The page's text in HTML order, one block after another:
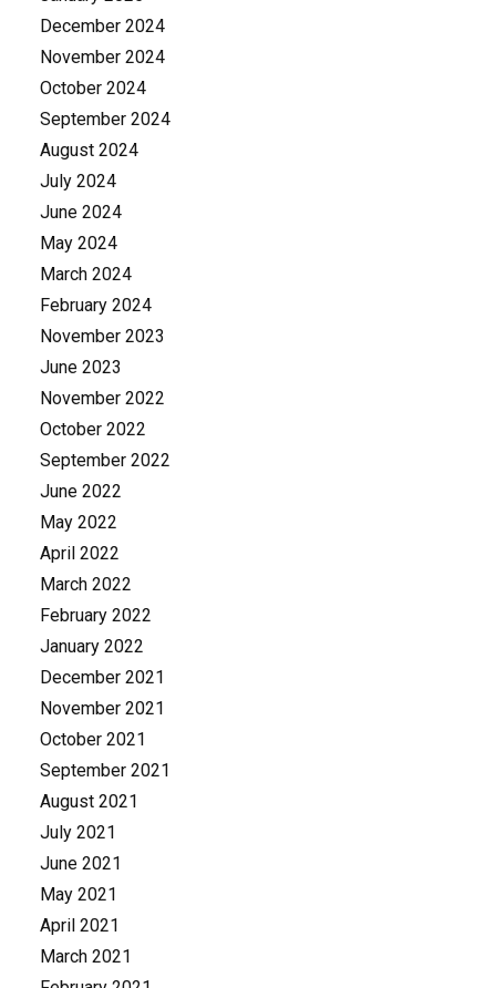
December 2024
November 2024
October 2024
September 2024
August 2024
July 2024
June 2024
May 2024
March 2024
February 2024
November 2023
June 2023
November 2022
October 2022
September 2022
June 2022
May 2022
April 2022
March 2022
February 2022
January 2022
December 2021
November 2021
October 2021
September 2021
August 2021
July 2021
June 2021
May 2021
April 2021
March 2021